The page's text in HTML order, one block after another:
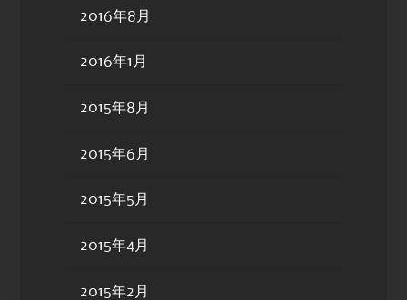
2016年8月
2016年1月
2015年8月
2015年6月
2015年5月
2015年4月
2015年2月